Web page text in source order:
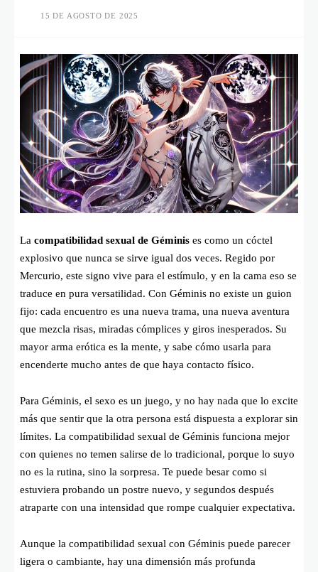
15 DE AGOSTO DE 2025
La compatibilidad sexual de Géminis es como un cóctel
explosivo que nunca se sirve igual dos veces. Regido por
Mercurio, este signo vive para el estímulo, y en la cama eso se
traduce en pura versatilidad. Con Géminis no existe un guion
fijo: cada encuentro es una nueva trama, una nueva aventura
que mezcla risas, miradas cómplices y giros inesperados. Su
mayor arma erótica es la mente, y sabe cómo usarla para
encenderte mucho antes de que haya contacto físico.
Para Géminis, el sexo es un juego, y no hay nada que lo excite
más que sentir que la otra persona está dispuesta a explorar sin
límites. La compatibilidad sexual de Géminis funciona mejor
con quienes no temen salirse de lo tradicional, porque lo suyo
no es la rutina, sino la sorpresa. Te puede besar como si
estuviera probando un postre nuevo, y segundos después
atraparte con una intensidad que rompe cualquier expectativa.
Aunque la compatibilidad sexual con Géminis puede parecer
ligera o cambiante, hay una dimensión más profunda